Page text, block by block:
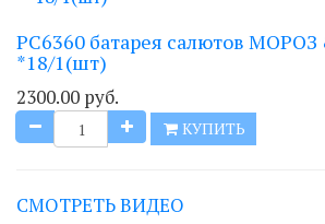
РС6360 батарея салютов МОРОЗ
*18/1(шт)
2300.00 руб.
КУПИТЬ
СМОТРЕТЬ ВИДЕО